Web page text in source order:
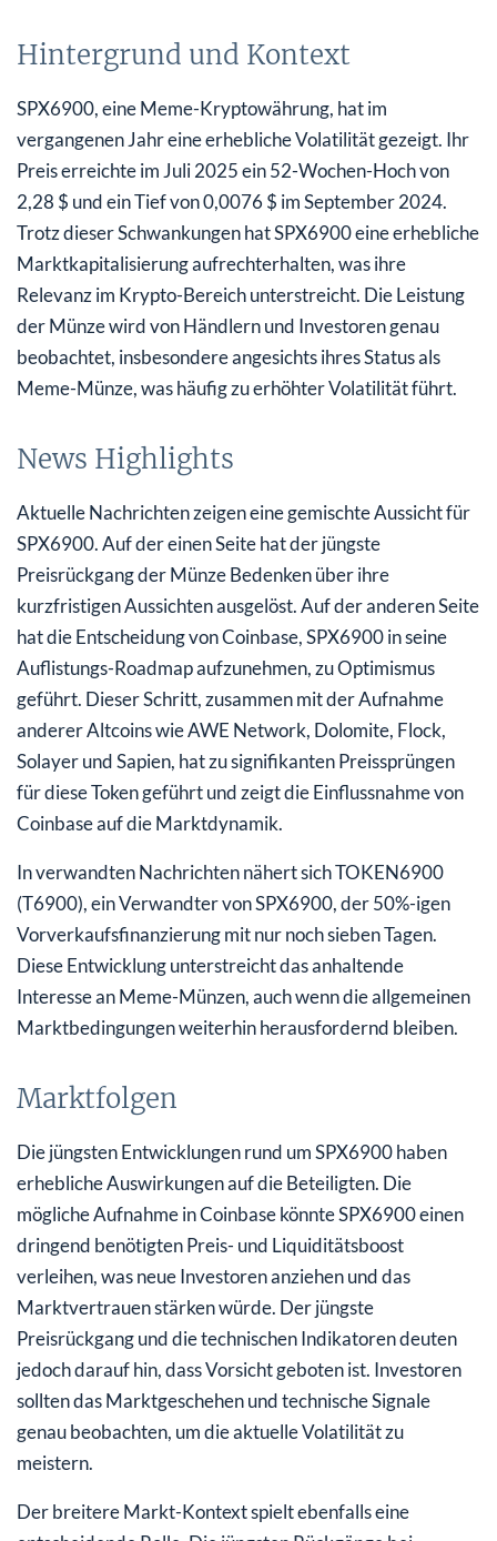
Hintergrund und Kontext
SPX6900, eine Meme-Kryptowährung, hat im
vergangenen Jahr eine erhebliche Volatilität gezeigt. Ihr
Preis erreichte im Juli 2025 ein 52-Wochen-Hoch von
2,28 $ und ein Tief von 0,0076 $ im September 2024.
Trotz dieser Schwankungen hat SPX6900 eine erhebliche
Marktkapitalisierung aufrechterhalten, was ihre
Relevanz im Krypto-Bereich unterstreicht. Die Leistung
der Münze wird von Händlern und Investoren genau
beobachtet, insbesondere angesichts ihres Status als
Meme-Münze, was häufig zu erhöhter Volatilität führt.
News Highlights
Aktuelle Nachrichten zeigen eine gemischte Aussicht für
SPX6900. Auf der einen Seite hat der jüngste
Preisrückgang der Münze Bedenken über ihre
kurzfristigen Aussichten ausgelöst. Auf der anderen Seite
hat die Entscheidung von Coinbase, SPX6900 in seine
Auflistungs-Roadmap aufzunehmen, zu Optimismus
geführt. Dieser Schritt, zusammen mit der Aufnahme
anderer Altcoins wie AWE Network, Dolomite, Flock,
Solayer und Sapien, hat zu signifikanten Preissprüngen
für diese Token geführt und zeigt die Einflussnahme von
Coinbase auf die Marktdynamik.
In verwandten Nachrichten nähert sich TOKEN6900
(T6900), ein Verwandter von SPX6900, der 50%-igen
Vorverkaufsfinanzierung mit nur noch sieben Tagen.
Diese Entwicklung unterstreicht das anhaltende
Interesse an Meme-Münzen, auch wenn die allgemeinen
Marktbedingungen weiterhin herausfordernd bleiben.
Marktfolgen
Die jüngsten Entwicklungen rund um SPX6900 haben
erhebliche Auswirkungen auf die Beteiligten. Die
mögliche Aufnahme in Coinbase könnte SPX6900 einen
dringend benötigten Preis- und Liquiditätsboost
verleihen, was neue Investoren anziehen und das
Marktvertrauen stärken würde. Der jüngste
Preisrückgang und die technischen Indikatoren deuten
jedoch darauf hin, dass Vorsicht geboten ist. Investoren
sollten das Marktgeschehen und technische Signale
genau beobachten, um die aktuelle Volatilität zu
meistern.
Der breitere Markt-Kontext spielt ebenfalls eine